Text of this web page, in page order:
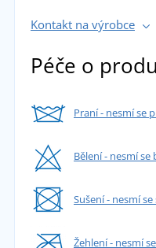
Kontakt na výrobce
Péče o
Praní - nesmí se
Bělení - nesmí se
Sušení - nesmí
Žehlení - nesmí